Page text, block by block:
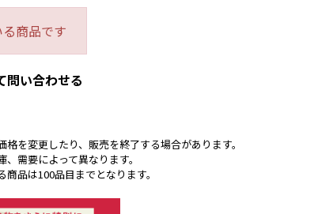
商品です
問い合わせる
を変更したり、販売を終了する場合があります。
需要によって異なります。
品は100品目までとなります。